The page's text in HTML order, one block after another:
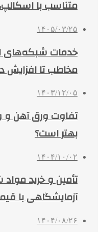
متناسب با
۱۴۰۵/۰۳/۲۵
مخاطب تا افزایش
۱۴۰۳/۱۲/۰۵
تفاوت ورق آهن و
بهتر است؟
۱۴۰۴/۱۰/۰۲
تأمین و خرید
آزمایشگاهی با
۱۴۰۴/۰۸/۲۶